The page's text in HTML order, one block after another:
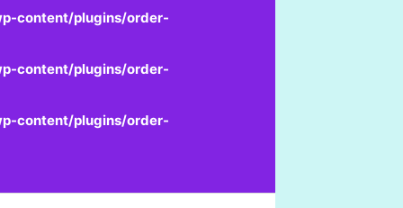
content/plugins/order-
content/plugins/order-
content/plugins/order-